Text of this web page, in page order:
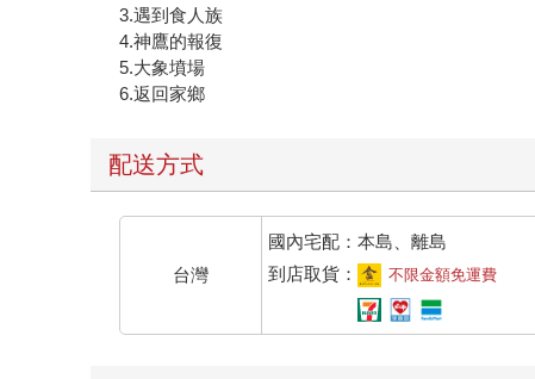
3.遇到食人族
4.神鷹的報復
5.大象墳場
6.返回家鄉
配送方式
台灣
國內宅配：本島、離島
到店取貨：
不限金額免運費